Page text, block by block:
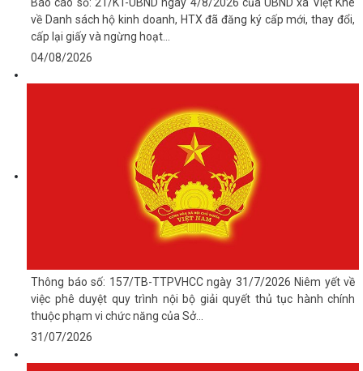
về Danh sách hộ kinh doanh, HTX đã đăng ký cấp mới, thay đổi,
cấp lại giấy và ngừng hoạt...
04/08/2026
Thông báo số: 157/TB-TTPVHCC ngày 31/7/2026 Niêm yết về
việc phê duyệt quy trình nội bộ giải quyết thủ tục hành chính
thuộc phạm vi chức năng của Sở...
31/07/2026